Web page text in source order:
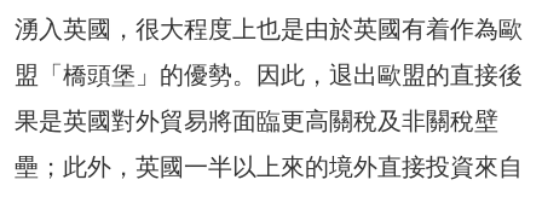
湧入英國，很大程度上也是由於英國有着作為歐
盟「橋頭堡」的優勢。因此，退出歐盟的直接後
果是英國對外貿易將面臨更高關稅及非關稅壁
壘；此外，英國一半以上來的境外直接投資來自